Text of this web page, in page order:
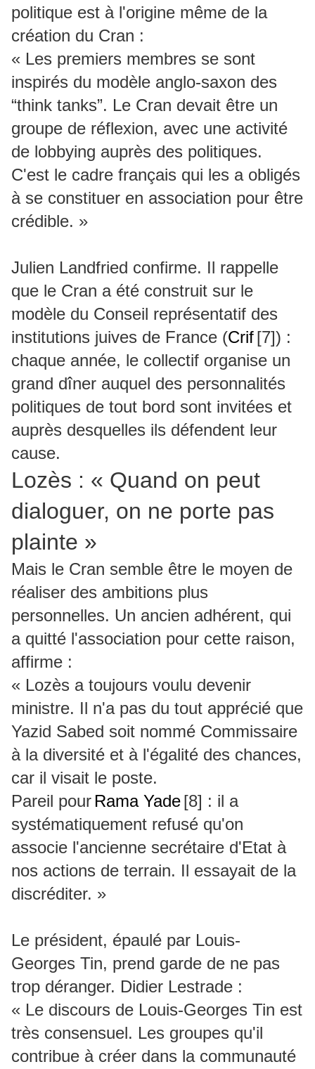
politique est à l'origine même de la
création du Cran :
« Les premiers membres se sont
inspirés du modèle anglo-saxon des
“think tanks”. Le Cran devait être un
groupe de réflexion, avec une activité
de lobbying auprès des politiques.
C'est le cadre français qui les a obligés
à se constituer en association pour être
crédible. »
Julien Landfried confirme. Il rappelle
que le Cran a été construit sur le
modèle du Conseil représentatif des
institutions juives de France (Crif[7]) :
chaque année, le collectif organise un
grand dîner auquel des personnalités
politiques de tout bord sont invitées et
auprès desquelles ils défendent leur
cause.
Lozès : « Quand on peut
dialoguer, on ne porte pas
plainte »
Mais le Cran semble être le moyen de
réaliser des ambitions plus
personnelles. Un ancien adhérent, qui
a quitté l'association pour cette raison,
affirme :
« Lozès a toujours voulu devenir
ministre. Il n'a pas du tout apprécié que
Yazid Sabed soit nommé Commissaire
à la diversité et à l'égalité des chances,
car il visait le poste.
Pareil pour Rama Yade[8] : il a
systématiquement refusé qu'on
associe l'ancienne secrétaire d'Etat à
nos actions de terrain. Il essayait de la
discréditer. »
Le président, épaulé par Louis-
Georges Tin, prend garde de ne pas
trop déranger. Didier Lestrade :
« Le discours de Louis-Georges Tin est
très consensuel. Les groupes qu'il
contribue à créer dans la communauté